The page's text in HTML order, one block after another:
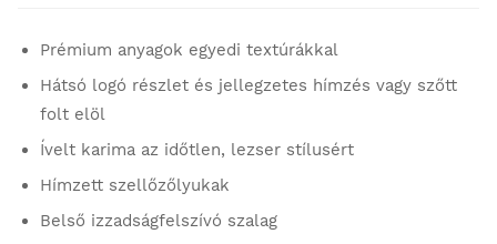
Prémium anyagok egyedi textúrákkal
Hátsó logó részlet és jellegzetes hímzés vagy szőtt
folt elöl
Ívelt karima az időtlen, lezser stílusért
Hímzett szellőzőlyukak
Belső izzadságfelszívó szalag